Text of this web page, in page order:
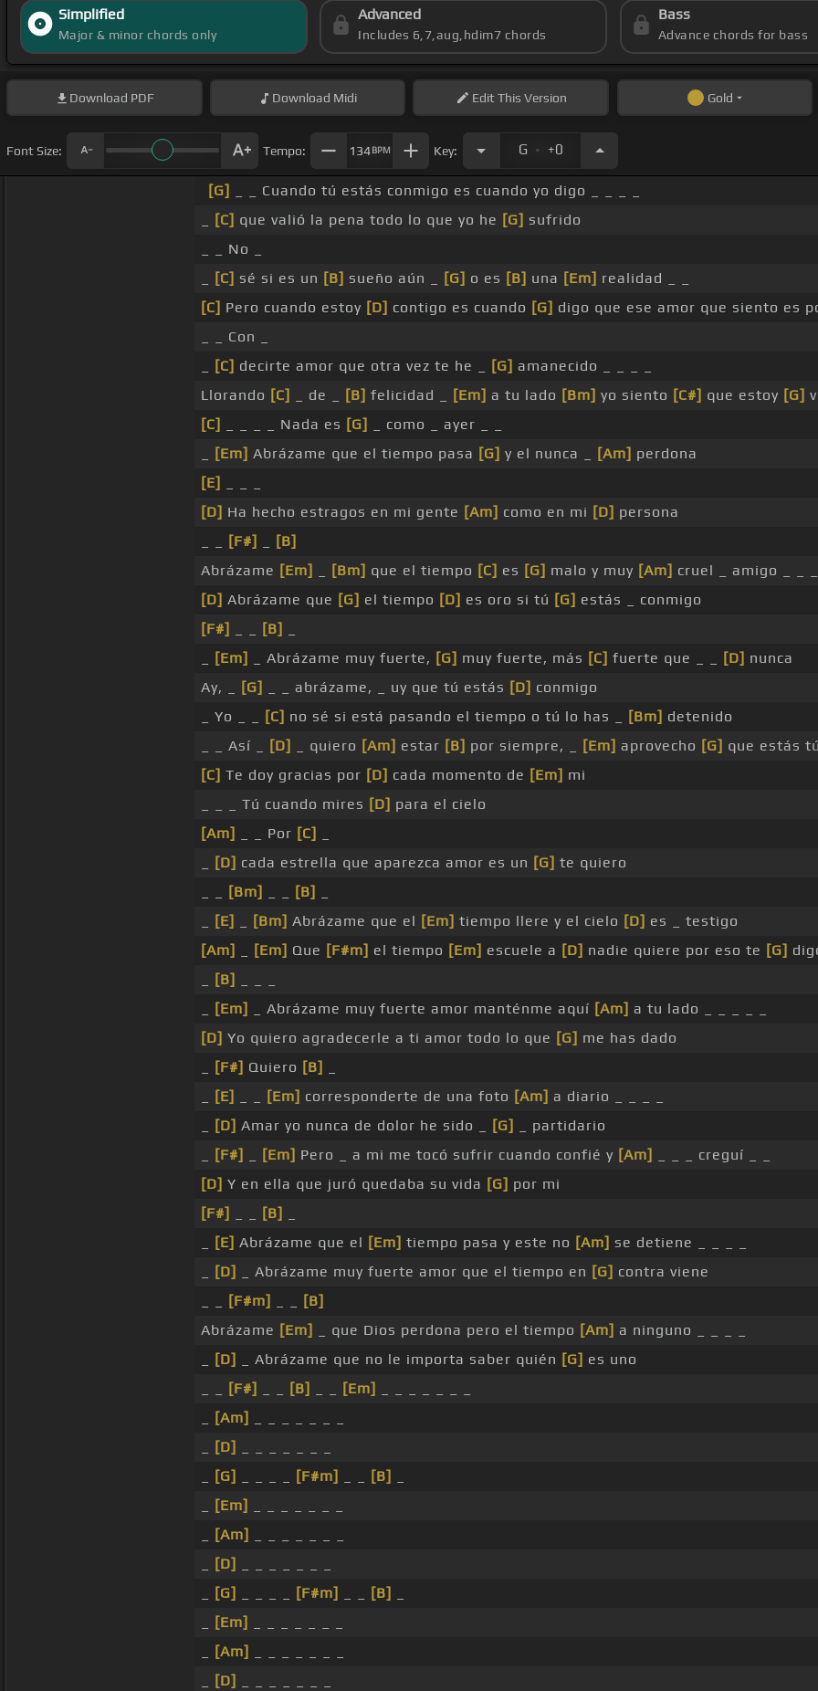
Simplified
Major & minor chords only
Advanced
Includes 6,7,aug,hdim7 chords
Bass
Advance chords for bass
Download PDF Download Midi EditThis Version Gold
Font Size: Tempo: 134BPM Key: G . +0
[G]
_ _ Cuando tú estás conmigo es cuando yo digo _ _ _ _
[C] que valió la pena todo lo que yo he [G] sufrido
_ _ No _
[C] sé si es un [B] sueño aún _ [G] o es [B] una [Em] realidad _ _
[C] Pero cuando estoy [D] contigo es cuando [G] digo que ese amor que siento es
_ _ Con _
[C] decirte amor que otra vez te he _ [G] amanecido _ _ _ _
Llorando [C] _ de _ [B] felicidad _ [Em] a tu lado [Bm] yo siento [C#] que estoy [G]
[C]
_ _ _ _ Nada es [G]
_ como _ ayer _ _
[Em] Abrázame que el tiempo pasa [G] y el nunca _ [Am] perdona
[E]
[D] Ha hecho estragos en mi gente [Am] como en mi [D] persona
[F#]
[B]
Abrázame [Em] [Bm] que el tiempo [C] es [G] malo y muy [Am] cruel _ amigo _ _ _
[D] Abrázame que [G] el tiempo [D] es oro si tú [G] estás _ conmigo
[F#]
[B]
[Em] _ Abrázame muy fuerte, [G] muy fuerte, más [C] fuerte que _ _ [D] nunca
Ay, _
[G] _ _ abrázame, _ uy que tú estás [D] conmigo
_ Yo _ _
[C] no sé si está pasando el tiempo o tú lo has _ [Bm] detenido
_ _ Así _
[D] _ quiero [Am] estar [B] por siempre, _ [Em] aprovecho [G] que estás
[C] Te doy gracias por [D] cada momento de [Em] mi
_ _ _ Tú cuando mires [D] para el cielo
[Am]
_ _ Por [C]
[D] cada estrella que aparezca amor es un [G] te quiero
[Bm] [B]
[E] [Bm] Abrázame que el [Em] tiempo llere y el cielo [D] es _ testigo
[Am]
[Em] Que [F#m] el tiempo [Em] escuele a [D] nadie quiere por eso te [G]
[B]
[Em] _ Abrázame muy fuerte amor manténme aquí [Am] a tu lado _ _ _ _ _
[D] Yo quiero agradecerle a ti amor todo lo que [G] me has dado
[F#] Quiero [B]
[E] [Em] corresponderte de una foto [Am] a diario _ _ _ _
[D] Amar yo nunca de dolor he sido _ [G]
_ partidario
[F#] [Em] Pero _ a mi me tocó sufrir cuando confié y [Am]
_ _ _ creguí _ _
[D] Y en ella que juró quedaba su vida [G] por mi
[F#]
[B]
[E] Abrázame que el [Em] tiempo pasa y este no [Am] se detiene _ _ _ _
[D] _ Abrázame muy fuerte amor que el tiempo en [G] contra viene
[F#m]
[B]
Abrázame [Em] _ que Dios perdona pero el tiempo [Am] a ninguno _ _ _ _
[D] _ Abrázame que no le importa saber quién [G] es uno
[F#] [B] [Em]
[Am]
[D]
[G] [F#m] [B]
[Em]
[Am]
[D]
[G] [F#m] [B]
[Em]
[Am]
[D]